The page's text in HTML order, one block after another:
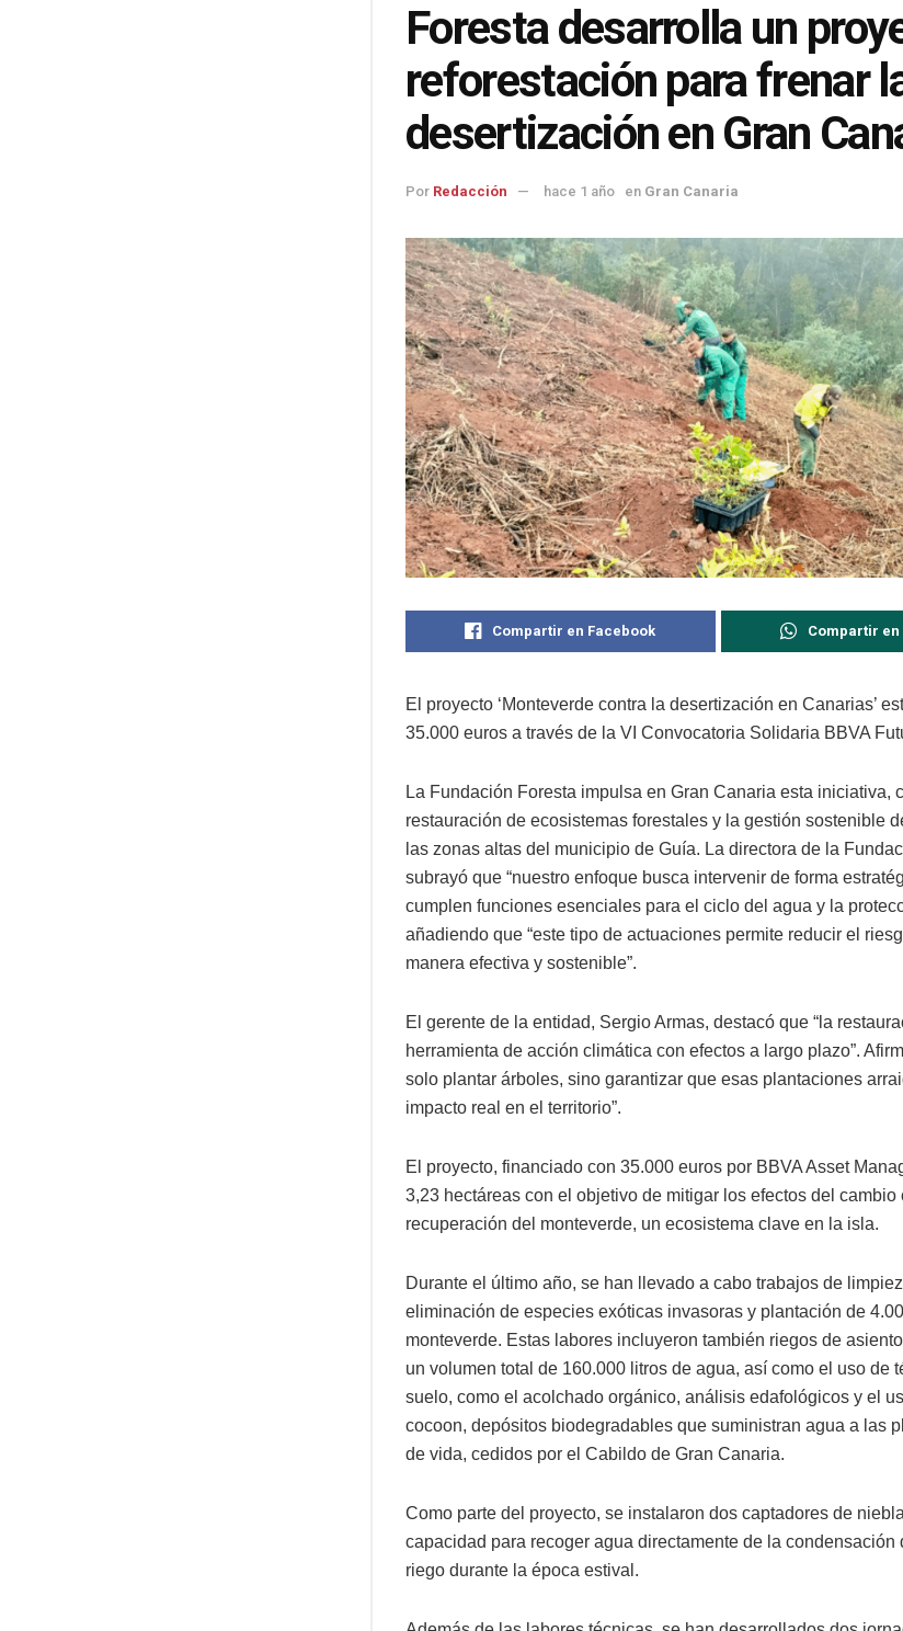
Foresta desarrolla un
reforestación para frenar
desertización en Gran
Por Redacción hace 1 año en Gran Canaria
Compartir en Facebook Compartir en
El proyecto ‘Monteverde contra la desertización en Canarias’
35.000 euros a través de la VI Convocatoria Solidaria BBVA
La Fundación Foresta impulsa en Gran Canaria esta iniciativa,
restauración de ecosistemas forestales y la gestión sostenible
las zonas altas del municipio de Guía. La directora de la
subrayó que “nuestro enfoque busca intervenir de forma
cumplen funciones esenciales para el ciclo del agua y la
añadiendo que “este tipo de actuaciones permite reducir el
manera efectiva y sostenible”.
El gerente de la entidad, Sergio Armas, destacó que “la
herramienta de acción climática con efectos a largo plazo”.
solo plantar árboles, sino garantizar que esas plantaciones
impacto real en el territorio”.
El proyecto, financiado con 35.000 euros por BBVA Asset
3,23 hectáreas con el objetivo de mitigar los efectos del cambio
recuperación del monteverde, un ecosistema clave en la isla.
Durante el último año, se han llevado a cabo trabajos de
eliminación de especies exóticas invasoras y plantación de
monteverde. Estas labores incluyeron también riegos de
un volumen total de 160.000 litros de agua, así como el uso de
suelo, como el acolchado orgánico, análisis edafológicos y el
cocoon, depósitos biodegradables que suministran agua a las
de vida, cedidos por el Cabildo de Gran Canaria.
Como parte del proyecto, se instalaron dos captadores de
capacidad para recoger agua directamente de la condensación
riego durante la época estival.